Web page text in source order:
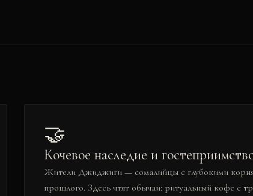
🤝
Кочевое наследие и
Жители Джиджиги — сомалийцы с глубокими
прошлого. Здесь чтят обычаи: ритуальный кофе с